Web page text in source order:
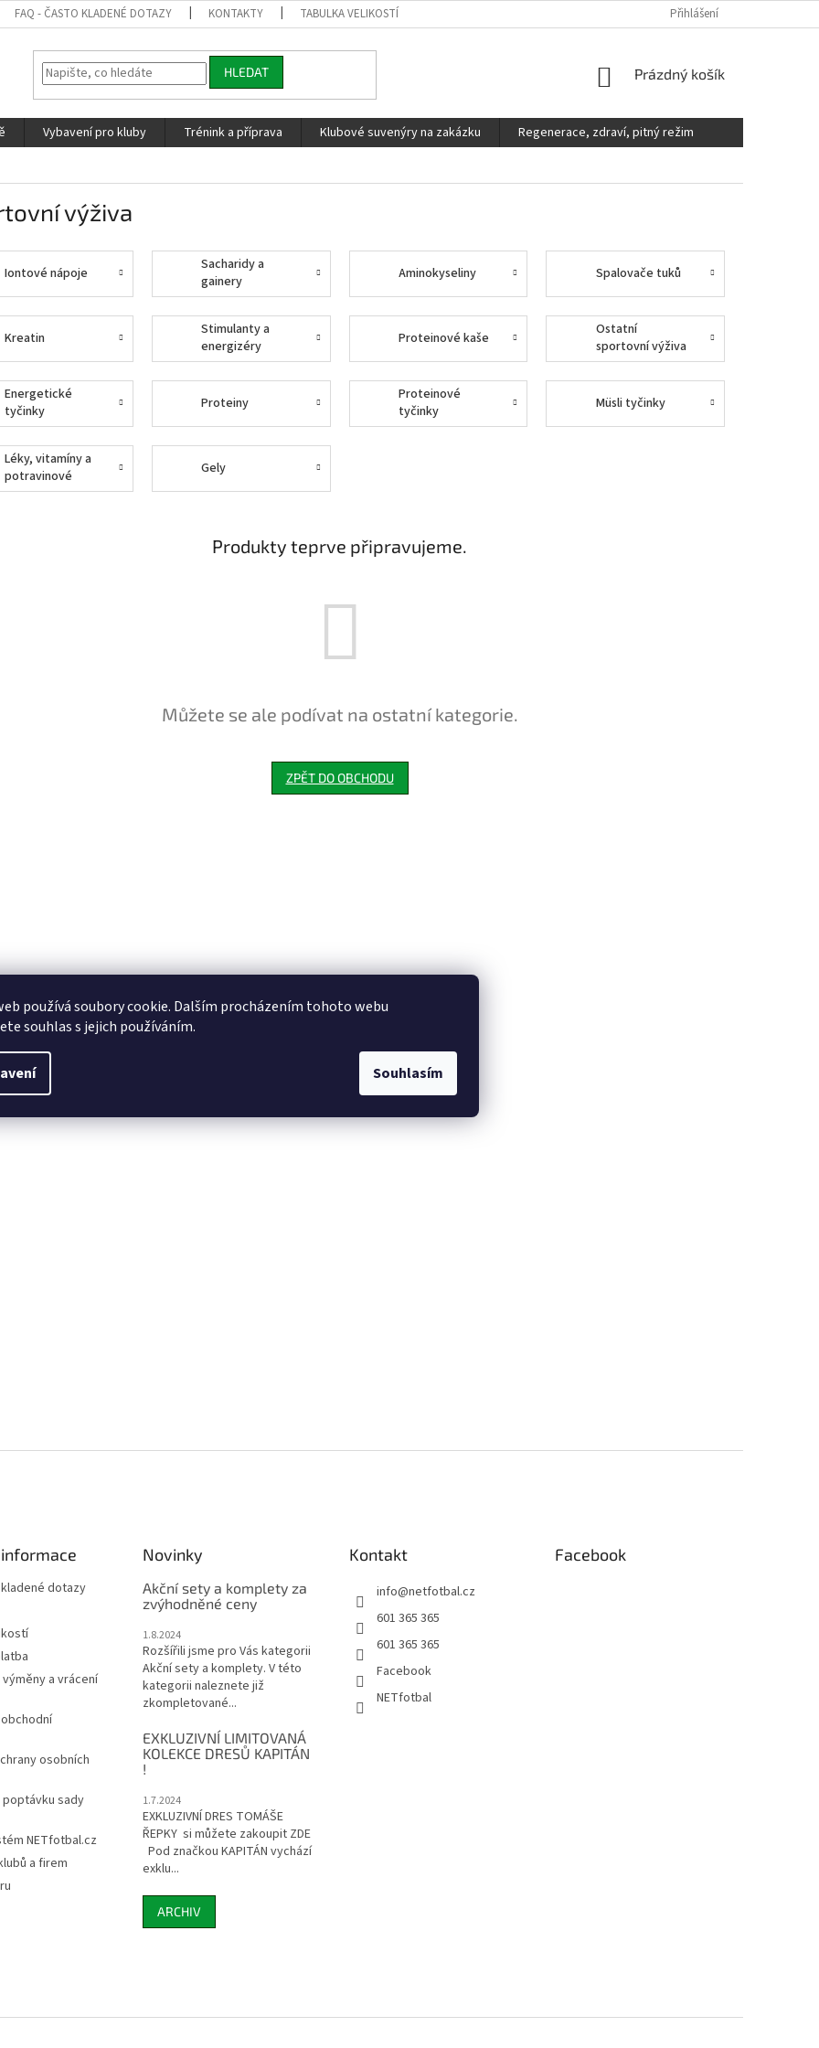
používá soubory cookie. Dalším procházením tohoto webu
souhlas s jejich používáním.
Souhlasím
FAQ - ČASTO KLADENÉ DOTAZY KONTAKTY TABULKA VELIKOSTÍ REKLAMACE, VÝMĚNY A VRÁCENÍ ZBOŽÍ
Přihlášení
HLEDAT
NÁKUPNÍ
Prázdný košík
Vybavení pro kluby Trénink a příprava Klubové suvenýry na zakázku
Regenerace, zdraví, pitný režim
výživa
Iontové nápoje
Sacharidy a
gainery
Aminokyseliny Spalovače tuků
Kreatin
Stimulanty a
energizéry
Proteinové kaše
Ostatní
sportovní výživa
Energetické
tyčinky
Proteiny
Proteinové
tyčinky
Müsli tyčinky
Léky, vitamíny a
potravinové
doplňky
Gely
Produkty teprve připravujeme.
Můžete se ale podívat na ostatní kategorie.
ZPĚT DO OBCHODU
dotazy
a vrácení
osobních
poptávku sady
NETfotbal.cz
a firem
Novinky
Akční sety a komplety za
zvýhodněné ceny
1.8.2024
Rozšířili jsme pro Vás kategorii
Akční sety a komplety. V této
kategorii naleznete již
zkompletované...
EXKLUZIVNÍ LIMITOVANÁ
KOLEKCE DRESŮ KAPITÁN
!
1.7.2024
EXKLUZIVNÍ DRES TOMÁŠE
ŘEPKY si můžete zakoupit ZDE
Pod značkou KAPITÁN vychází
exklu...
ARCHIV
Kontakt
info@netfotbal.cz
601 365 365
601 365 365
Facebook
NETfotbal
Facebook